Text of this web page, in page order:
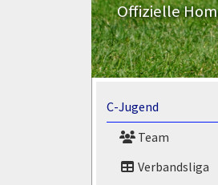
Offizielle
C-Jugend
Team
Verbandsliga